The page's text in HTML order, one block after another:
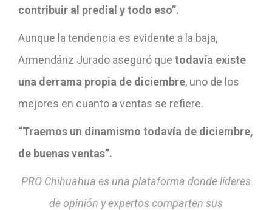
contribuir al predial y todo eso”.
Aunque la tendencia es evidente a la baja,
Armendáriz Jurado aseguró que todavía existe
una derrama propia de diciembre, uno de los
mejores en cuanto a ventas se refiere.
“Traemos un dinamismo todavía de diciembre,
de buenas ventas”.
PRO Chihuahua es una plataforma donde líderes
de opinión y expertos comparten sus